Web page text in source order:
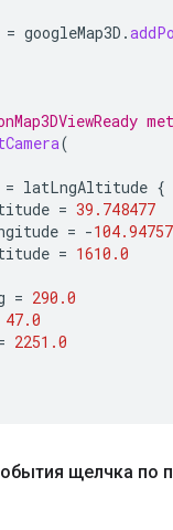
= googleMap3D .
(
= latLngAltitude {
= 39.748477
= -
= 1610.0
= 290.0
47.0
2251.0
щелчка по